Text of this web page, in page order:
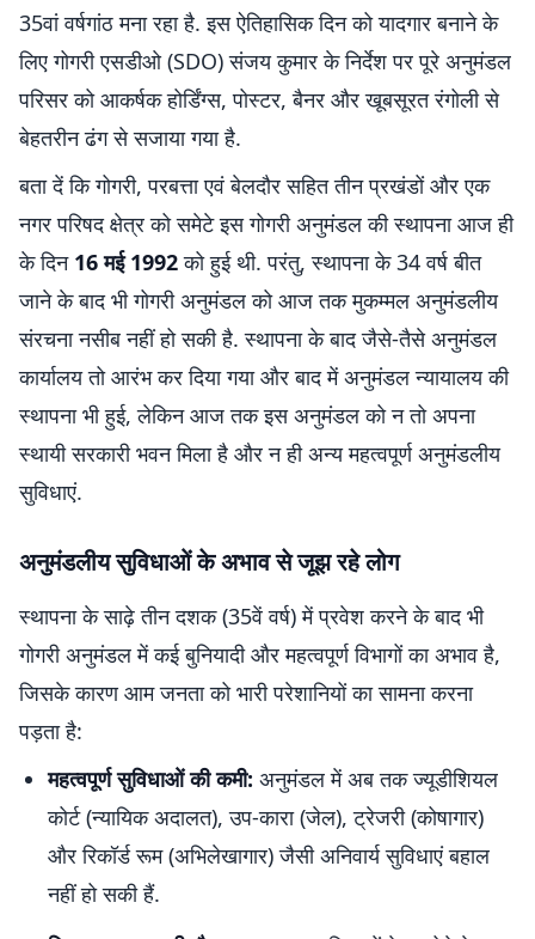
35वां वर्षगांठ मना रहा है. इस ऐतिहासिक दिन को यादगार बनाने के
लिए गोगरी एसडीओ (SDO) संजय कुमार के निर्देश पर पूरे अनुमंडल
परिसर को आकर्षक होर्डिंग्स, पोस्टर, बैनर और खूबसूरत रंगोली से
बेहतरीन ढंग से सजाया गया है.
बता दें कि गोगरी, परबत्ता एवं बेलदौर सहित तीन प्रखंडों और एक
नगर परिषद क्षेत्र को समेटे इस गोगरी अनुमंडल की स्थापना आज ही
के दिन 16 मई 1992को हुई थी. परंतु, स्थापना के 34 वर्ष बीत
जाने के बाद भी गोगरी अनुमंडल को आज तक मुकम्मल अनुमंडलीय
संरचना नसीब नहीं हो सकी है. स्थापना के बाद जैसे-तैसे अनुमंडल
कार्यालय तो आरंभ कर दिया गया और बाद में अनुमंडल न्यायालय की
स्थापना भी हुई, लेकिन आज तक इस अनुमंडल को न तो अपना
स्थायी सरकारी भवन मिला है और न ही अन्य महत्वपूर्ण अनुमंडलीय
सुविधाएं.
अनुमंडलीय सुविधाओं के अभाव से जूझ रहे लोग
स्थापना के साढ़े तीन दशक (35वें वर्ष) में प्रवेश करने के बाद भी
गोगरी अनुमंडल में कई बुनियादी और महत्वपूर्ण विभागों का अभाव है,
जिसके कारण आम जनता को भारी परेशानियों का सामना करना
पड़ता है:
महत्वपूर्ण सुविधाओं की कमी: अनुमंडल में अब तक ज्यूडीशियल
कोर्ट (न्यायिक अदालत), उप-कारा (जेल), ट्रेजरी (कोषागार)
और रिकॉर्ड रूम (अभिलेखागार) जैसी अनिवार्य सुविधाएं बहाल
नहीं हो सकी हैं.